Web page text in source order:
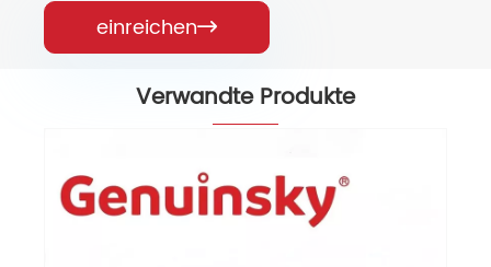
einreichen
Verwandte Produkte